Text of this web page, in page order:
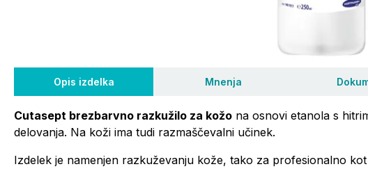
Opis izdelka Mnenja
Cutasept brezbarvno razkužilo za kožo na osnovi etanola s
delovanja. Na koži ima tudi razmaščevalni učinek.
Izdelek je namenjen razkuževanju kože, tako za profesionalno